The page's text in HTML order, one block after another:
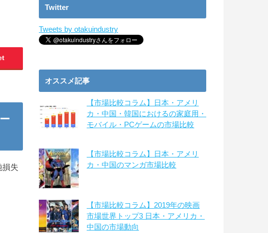
損失
Twitter
Tweets by otakuindustry
オススメ記事
【市場比較コラム】日本・アメリ
カ・中国・韓国におけるの家庭用・
モバイル・PCゲームの市場比較
【市場比較コラム】日本・アメリ
カ・中国のマンガ市場比較
【市場比較コラム】2019年の映画
市場世界トップ3 日本・アメリカ・
中国の市場動向